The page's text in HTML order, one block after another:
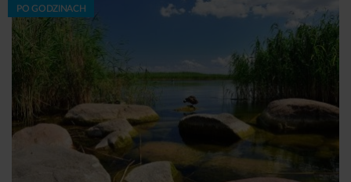
PO GODZINACH